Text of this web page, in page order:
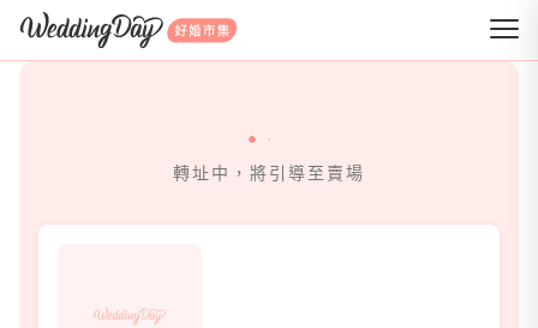
WeddingDay 好婚市集
轉址中，將引導至賣場